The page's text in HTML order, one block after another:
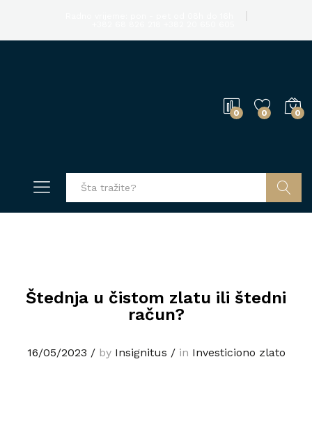
0 0 0
Štednja u čistom zlatu ili štedni
račun?
16/05/2023 /by Insignitus /in Investiciono zlato